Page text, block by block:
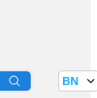
BN